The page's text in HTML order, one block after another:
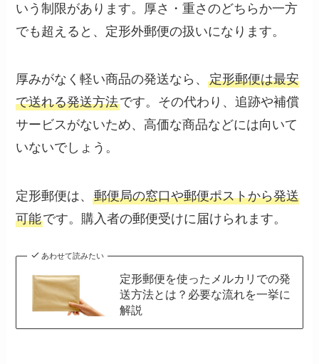
いう制限があります。厚さ・重さのどちらか一方
でも超えると、定形外郵便の扱いになります。
厚みがなく軽い商品の発送なら、定形郵便は最安
で送れる発送方法です。その代わり、追跡や補償
サービスがないため、高価な商品などには向いて
いないでしょう。
定形郵便は、郵便局の窓口や郵便ポストから発送
可能です。購入者の郵便受けに届けられます。
あわせて読みたい
定形郵便を使ったメルカリでの発
送方法とは？必要な流れを一挙に
解説